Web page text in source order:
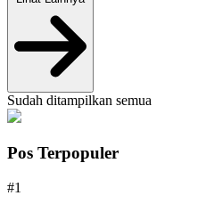
Sudah ditampilkan semua
Pos Terpopuler
#1